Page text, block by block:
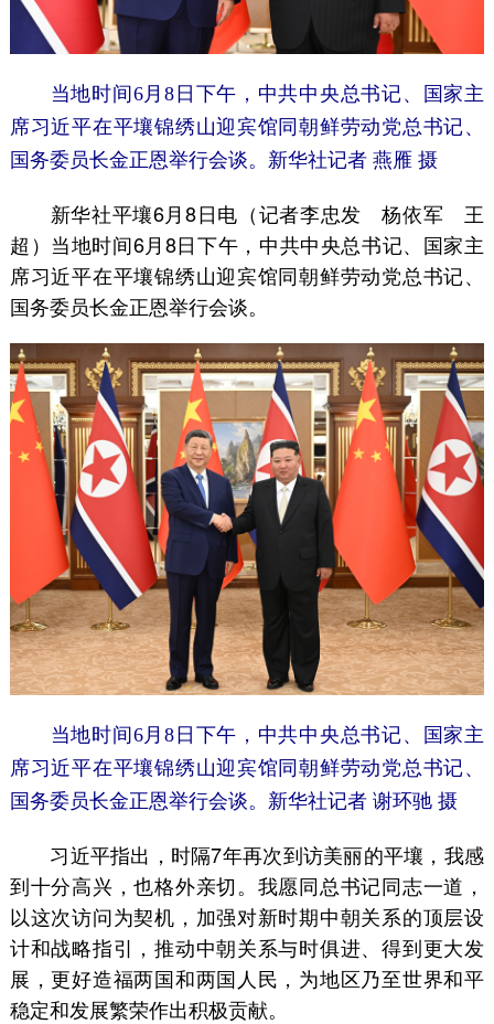
当地时间6月8日下午，中共中央总书记、国家主
席习近平在平壤锦绣山迎宾馆同朝鲜劳动党总书记、
国务委员长金正恩举行会谈。 新华社记者 燕雁 摄
新华社平壤6月8日电（记者李忠发 杨依军 王
超）当地时间6月8日下午，中共中央总书记、国家主
席习近平在平壤锦绣山迎宾馆同朝鲜劳动党总书记、
国务委员长金正恩举行会谈。
当地时间6月8日下午，中共中央总书记、国家主
席习近平在平壤锦绣山迎宾馆同朝鲜劳动党总书记、
国务委员长金正恩举行会谈。 新华社记者 谢环驰 摄
习近平指出，时隔7年再次到访美丽的平壤，我感
到十分高兴，也格外亲切。我愿同总书记同志一道，
以这次访问为契机，加强对新时期中朝关系的顶层设
计和战略指引，推动中朝关系与时俱进、得到更大发
展，更好造福两国和两国人民，为地区乃至世界和平
稳定和发展繁荣作出积极贡献。